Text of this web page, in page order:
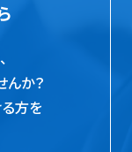
んか？
方を